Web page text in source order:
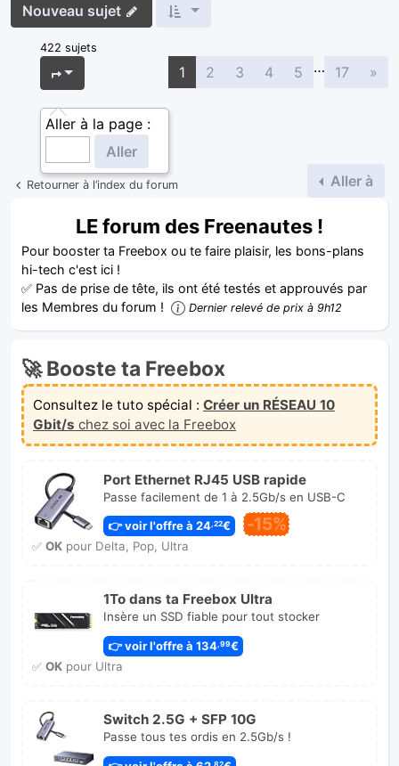
Nouveau sujet
422 sujets
Page
Aller à la page :
1 2 3 4 5 … 17 »
Retourner à l’index du forum Aller à
LE forum des Freenautes !
Pour booster ta Freebox ou te faire plaisir, les bons-plans
hi-tech c'est ici !
✅ Pas de prise de tête, ils ont été testés et approuvés par
les Membres du forum !
Dernier relevé de prix à 9h12
🚀 Booste ta Freebox
Consultez le tuto spécial : Créer un RÉSEAU 10
Gbit/s chez soi avec la Freebox
Port Ethernet RJ45 USB rapide
Passe facilement de 1 à 2.5Gb/s en USB-C
👉 voir l'offre à 24 ,22€ -15%
✅ OKpour Delta, Pop, Ultra
1To dans ta Freebox Ultra
Insère un SSD fiable pour tout stocker
👉 voir l'offre à 134 ,99€
✅ OKpour Ultra
Switch 2.5G + SFP 10G
Passe tous tes ordis en 2.5Gb/s !
,82